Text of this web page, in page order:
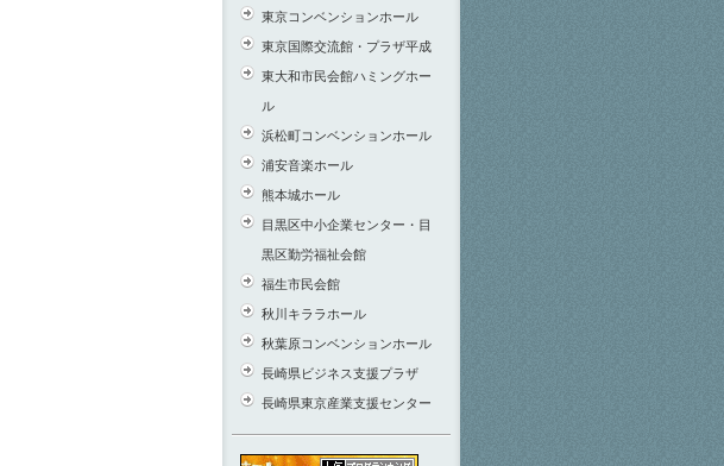
東京コンベンションホール
東京国際交流館・プラザ平成
東大和市民会館ハミングホー
ル
浜松町コンベンションホール
浦安音楽ホール
熊本城ホール
目黒区中小企業センター・目
黒区勤労福祉会館
福生市民会館
秋川キララホール
秋葉原コンベンションホール
長崎県ビジネス支援プラザ
長崎県東京産業支援センター